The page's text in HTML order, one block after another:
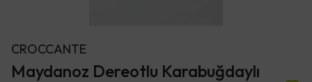
CROCCANTE
Maydanoz Dereotlu Karabuğdaylı